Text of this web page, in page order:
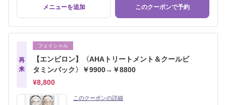
メニューを追加 このクーポンで予約
再
来
フェイシャル
【エンビロン】〈AHAトリートメント＆クールビ
タミンパック〉￥9900→￥8800
¥8,800
このクーポンの詳細